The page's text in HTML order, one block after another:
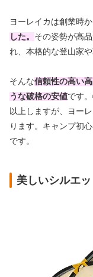
ヨーレイカは創業時か
した。 その姿勢が高
れ、本格的な登山家
そんな信頼性の高い
うな破格の安値です
以上しますが、ヨー
ります。キャンプ初
です。
美しいシルエ